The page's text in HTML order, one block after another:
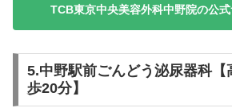
TCB東京中央美容外科中野院の公
5.中野駅前ごんどう泌尿器科【
歩20分】